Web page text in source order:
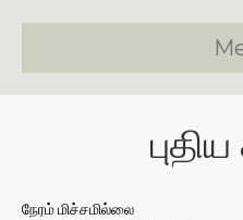
நேரம் மிச்சமில்லை